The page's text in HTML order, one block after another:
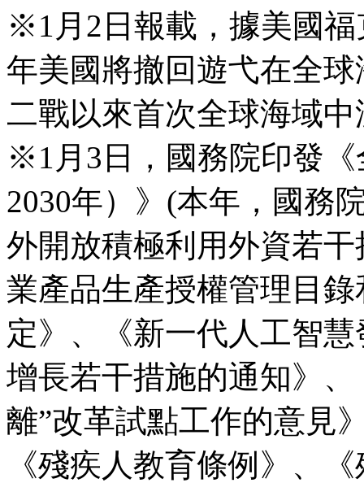
※1月2日報載，據美國
年美國將撤回遊弋在全
二戰以來首次全球海域
※1月3日，國務院印發
2030年）》(本年，國務
外開放積極利用外資若
業產品生產授權管理目
定》、《新一代人工智
增長若干措施的通知》
離”改革試點工作的意見
《殘疾人教育條例》、